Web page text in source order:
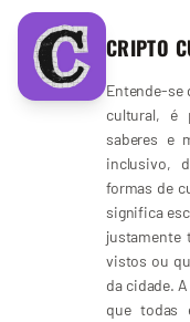
CRIPTO
Entende-se
cultural, é
saberes e
inclusivo,
formas de
significa
justamente
vistos ou
da cidade.
que todas